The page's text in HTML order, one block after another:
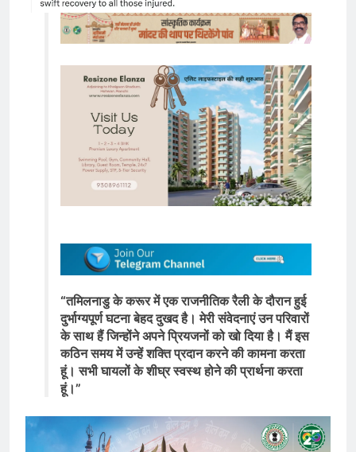
“तमिलनाडु के करूर में एक राजनीतिक रैली के दौरान हुई
दुर्भाग्यपूर्ण घटना बेहद दुखद है। मेरी संवेदनाएं उन परिवारों
के साथ हैं जिन्होंने अपने प्रियजनों को खो दिया है। मैं इस
कठिन समय में उन्हें शक्ति प्रदान करने की कामना करता
हूं। सभी घायलों के शीघ्र स्वस्थ होने की प्रार्थना करता
हूं।”